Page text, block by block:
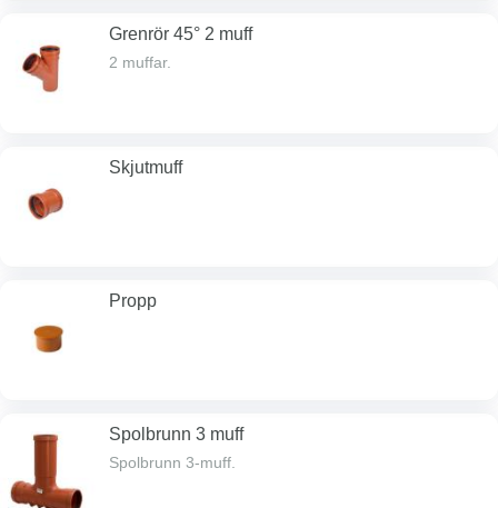
Grenrör 45° 2 muff
2 muffar.
Skjutmuff
Propp
Spolbrunn 3 muff
Spolbrunn 3-muff.